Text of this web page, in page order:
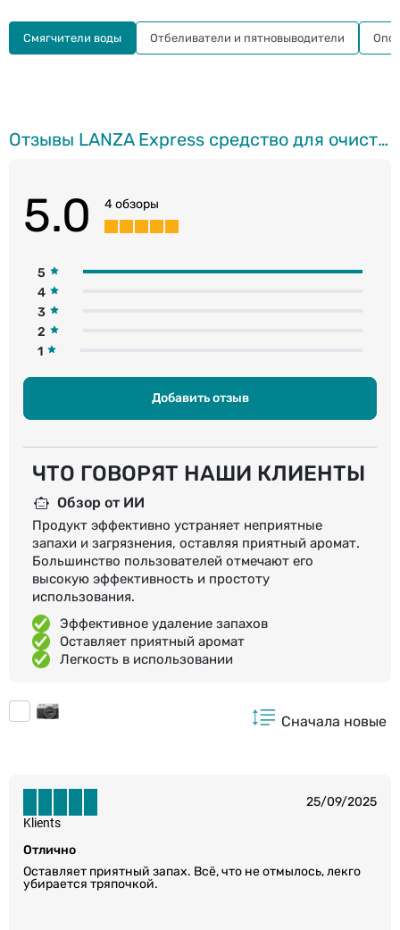
Отзывы LANZA Express средство для очистки стиральной машины, 250мл
5.0 4 обзоры
5
4
3
2
1
Добавить отзыв
ЧТО ГОВОРЯТ НАШИ КЛИЕНТЫ
Обзор от ИИ
Продукт эффективно устраняет неприятные
запахи и загрязнения, оставляя приятный аромат.
Большинство пользователей отмечают его
высокую эффективность и простоту
использования.
Эффективное удаление запахов
Оставляет приятный аромат
Легкость в использовании
Сначала новые
25/09/2025
Отлично
Оставляет приятный запах. Всё, что не отмылось, лекго
убирается тряпочкой.
Klients
Смягчители воды Отбеливатели и пятновыводители